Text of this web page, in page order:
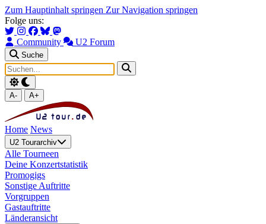
Zum Hauptinhalt springen Zur Navigation springen
Folge uns:
Community U2 Forum
Suche
A- A+
Home News
U2 Tourarchiv
Alle Tourneen
Deine Konzertstatistik
Promogigs
Sonstige Auftritte
Vorgruppen
Gastauftritte
Länderansicht